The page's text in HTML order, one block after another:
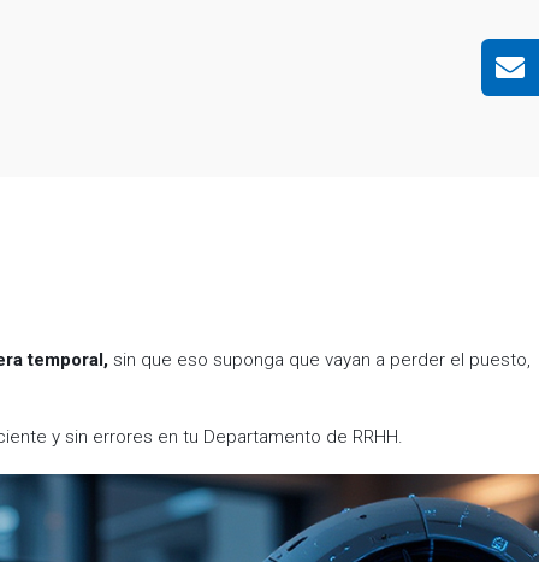
temporal, sin que eso suponga que vayan a perder el puesto,
y sin errores en tu Departamento de RRHH.